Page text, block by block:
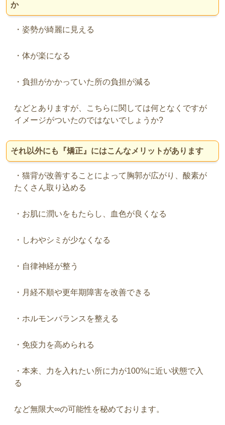
か
・姿勢が綺麗に見える
・体が楽になる
・負担がかかっていた所の負担が減る
などとありますが、こちらに関しては何となくですが
イメージがついたのではないでしょうか?
それ以外にも 『矯正』 にはこんなメリットがあります
・猫背が改善することによって胸郭が広がり、酸素が
たくさん取り込める
・お肌に潤いをもたらし、血色が良くなる
・しわやシミが少なくなる
・自律神経が整う
・月経不順や更年期障害を改善できる
・ホルモンバランスを整える
・免疫力を高められる
・本来、力を入れたい所に力が100%に近い状態で入
る
など無限大∞の可能性を秘めております。